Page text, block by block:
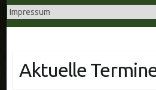
Aktuelle